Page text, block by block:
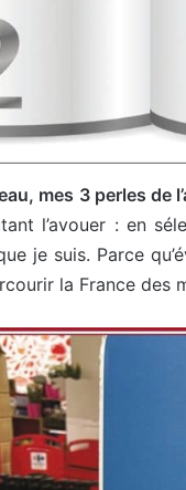
mes 3 perles
l’avouer : en
je suis. Parce
la France des